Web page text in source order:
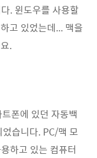
. 윈도우를 사용할
고 있었는데... 맥을
.
폰에 있던 자동백
습니다. PC/맥 모
하고 있는 컴퓨터